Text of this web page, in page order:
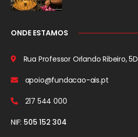
ONDE ESTAMOS
Rua Professor Orlando Ribeiro, 5D
apoio@fundacao-ais.pt
217 544 000
NIF: 505 152 304